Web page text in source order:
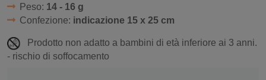
Peso: 14 - 16 g
Confezione: indicazione 15 x 25 cm
Prodotto non adatto a bambini di età inferiore ai 3 anni.
- rischio di soffocamento